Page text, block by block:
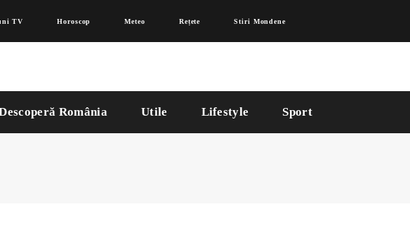
TV Horoscop Meteo Rețete Stiri Mondene
România Utile Lifestyle Sport